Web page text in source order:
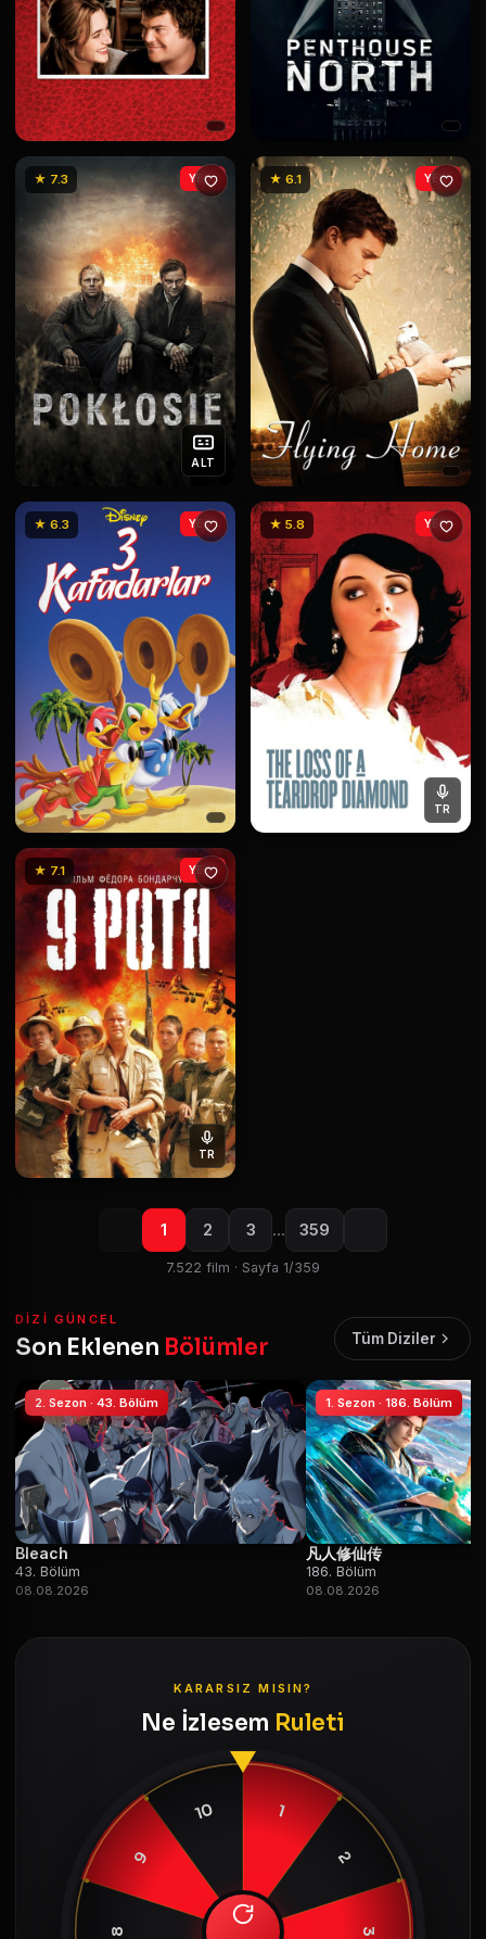
★ 7.3
ALT
YENİ ★ 6.1 YENİ
★ 6.3 YENİ ★ 5.8
TR
YENİ
★ 7.1
TR
YENİ
1 2 3 … 359
7.522 film · Sayfa 1/359
DIZI GÜNCEL
Son Eklenen Bölümler Tüm Diziler
2. Sezon · 43. Bölüm
Bleach
43. Bölüm
08.08.2026
1. Sezon · 186. Bölüm
凡人修仙传
186. Bölüm
08.08.2026
KARARSIZ MISIN?
Ne İzlesem Ruleti
1
2
3
8
9
10